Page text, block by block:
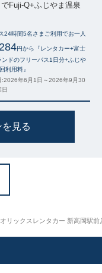
でFuji-Q+ふじやま温泉
24時間5名さまご利用でお一人
円から『レンタカー+富士
ンドのフリーパス1日分+ふじや
利用料』
:2026年6月1日～2026年9月30
日
見る
オリックスレンタカー 新高岡駅前